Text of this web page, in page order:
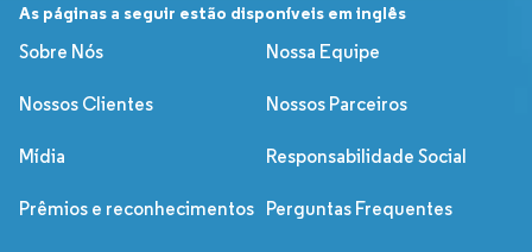
As páginas a seguir estão disponíveis em inglês
Sobre Nós
Nossa Equipe
Nossos Clientes Nossos Parceiros
Mídia Responsabilidade Social
Prêmios e reconhecimentos Perguntas Frequentes